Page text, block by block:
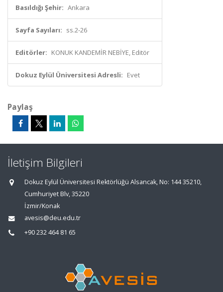
Basıldığı Şehir: Ankara
Sayfa Sayıları: ss.2-26
Editörler: KONUK KANDEMİR NEBİYE, Editör
Dokuz Eylül Üniversitesi Adresli: Evet
Paylaş
İletişim Bilgileri
Dokuz Eylül Üniversitesi Rektörlüğü Alsancak, No: 144 35210,
Cumhuriyet Blv, 35220
İzmir/Konak
avesis@deu.edu.tr
+90 232 464 81 65